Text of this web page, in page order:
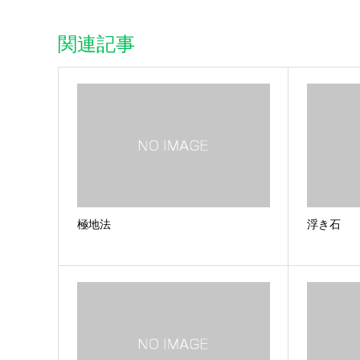
関連記事
極地法 浮き石